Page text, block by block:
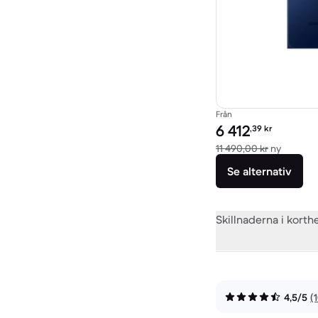
Från
Pris för
6 412,39 kr
11 490,00 kr nyJämfört
Se alternativ
Skillnaderna i
4,5/5